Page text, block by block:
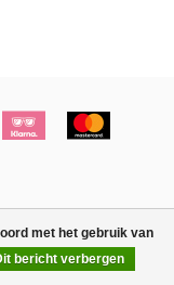
met het gebruik van
bericht verbergen